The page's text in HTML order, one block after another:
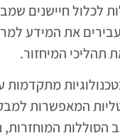
לכלול חיישנים
את המידע
תהליכי המיחזור.
מתקדמות
המאפשרות
המוחזרות,